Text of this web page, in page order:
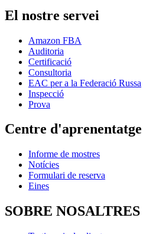
El nostre servei
Amazon FBA
Auditoria
Certificació
Consultoria
EAC per a la Federació Russa
Inspecció
Prova
Centre d'aprenentatge
Informe de mostres
Notícies
Formulari de reserva
Eines
SOBRE NOSALTRES